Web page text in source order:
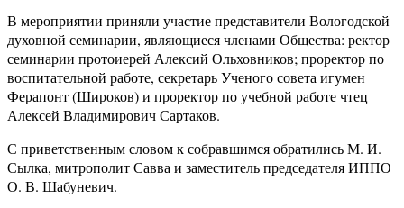
В мероприятии приняли участие представители Вологодской
духовной семинарии, являющиеся членами Общества: ректор
семинарии протоиерей Алексий Ольховников; проректор по
воспитательной работе, секретарь Ученого совета игумен
Ферапонт (Широков) и проректор по учебной работе чтец
Алексей Владимирович Сартаков.
С приветственным словом к собравшимся обратились М. И.
Сылка, митрополит Савва и заместитель председателя ИППО
О. В. Шабуневич.